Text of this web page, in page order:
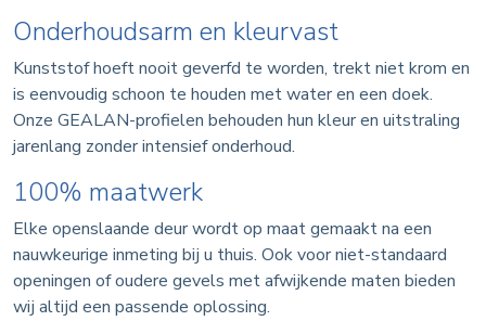
Onderhoudsarm en kleurvast
Kunststof hoeft nooit geverfd te worden, trekt niet krom en
is eenvoudig schoon te houden met water en een doek.
Onze GEALAN-profielen behouden hun kleur en uitstraling
jarenlang zonder intensief onderhoud.
100% maatwerk
Elke openslaande deur wordt op maat gemaakt na een
nauwkeurige inmeting bij u thuis. Ook voor niet-standaard
openingen of oudere gevels met afwijkende maten bieden
wij altijd een passende oplossing.